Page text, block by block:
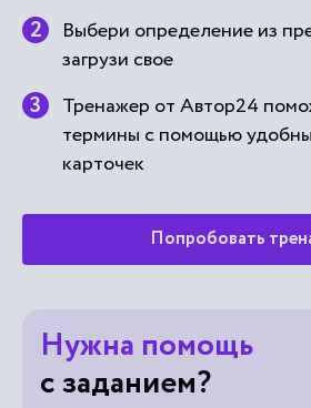
Выбери определение из
загрузи свое
Тренажер от Автор24
термины с помощью
карточек
Попробовать
Нужна помощь
с заданием?